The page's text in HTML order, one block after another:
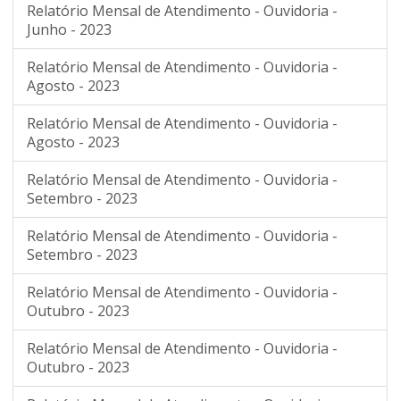
Relatório Mensal de Atendimento - Ouvidoria -
Junho - 2023
Relatório Mensal de Atendimento - Ouvidoria -
Agosto - 2023
Relatório Mensal de Atendimento - Ouvidoria -
Agosto - 2023
Relatório Mensal de Atendimento - Ouvidoria -
Setembro - 2023
Relatório Mensal de Atendimento - Ouvidoria -
Setembro - 2023
Relatório Mensal de Atendimento - Ouvidoria -
Outubro - 2023
Relatório Mensal de Atendimento - Ouvidoria -
Outubro - 2023